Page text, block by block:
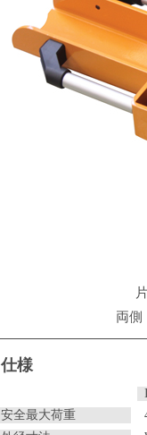
両側
仕様
安全最大荷重